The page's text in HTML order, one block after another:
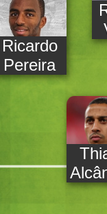
Ricardo
Pereira